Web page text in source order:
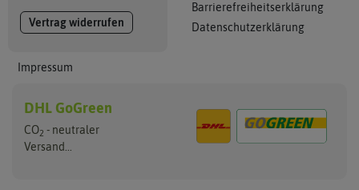
Vertrag widerrufen
Impressum
Barrierefreiheitserklärung
Datenschutzerklärung
DHL GoGreen
CO2 - neutraler
Versand...